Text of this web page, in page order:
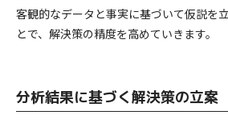
客観的なデータと事実に基づいて仮説を
とで、解決策の精度を高めていきます。
分析結果に基づく解決策の立案